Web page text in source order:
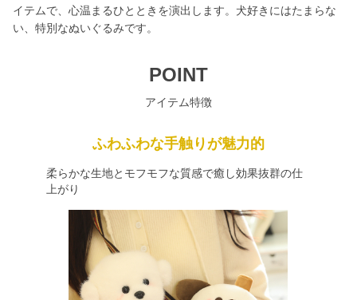
イテムで、心温まるひとときを演出します。犬好きにはたまらな
い、特別なぬいぐるみです。
POINT
アイテム特徴
ふわふわな手触りが魅力的
柔らかな生地とモフモフな質感で癒し効果抜群の仕
上がり